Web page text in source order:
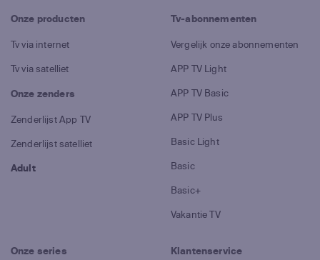
Onze producten
Tv via internet
Tv via satelliet
Onze zenders
Zenderlijst App TV
Zenderlijst satelliet
Adult
Tv-abonnementen
Vergelijk onze abonnementen
APP TV Light
APP TV Basic
APP TV Plus
Basic Light
Basic
Basic+
Vakantie TV
Onze series Klantenservice